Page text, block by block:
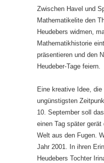
Zwischen Havel und
Mathematikelite den
Heudebers widmen,
Mathematikhistorie
präsentieren und den
Heudeber-Tage feiern.
Eine kreative Idee,
ungünstigsten
10. September soll
einen Tag später
Welt aus den Fugen.
Jahr 2001. In ihren
Heudebers Tochter